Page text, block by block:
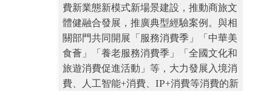
費新業態新模式新場景建設，推動商旅文
體健融合發展，推廣典型經驗案例。與相
關部門共同開展「服務消費季」「中華美
食薈」「養老服務消費季」「全國文化和
旅遊消費促進活動」等，大力發展入境消
費、人工智能+消費、IP+消費等消費的新